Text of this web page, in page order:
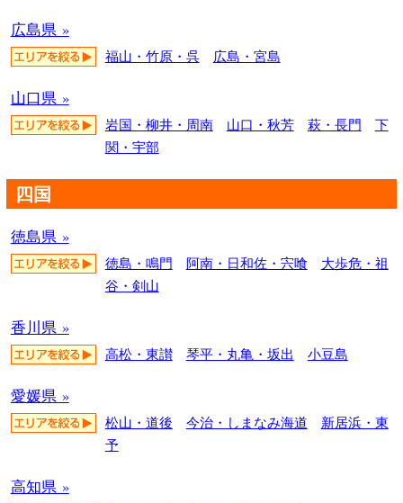
広島県 »
福山・竹原・呉 広島・宮島
山口県 »
岩国・柳井・周南 山口・秋芳 萩・長門
下
関・宇部
四国
徳島県 »
徳島・鳴門 阿南・日和佐・宍喰
大歩危・祖
谷・剣山
香川県 »
高松・東讃 琴平・丸亀・坂出 小豆島
愛媛県 »
松山・道後 今治・しまなみ海道
新居浜・東
予
高知県 »